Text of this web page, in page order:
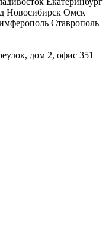
Новосибирск Омск
Ставрополь
дом 2, офис 351